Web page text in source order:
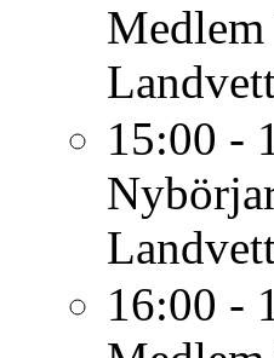
Medlem
15:00 -
16:00 -